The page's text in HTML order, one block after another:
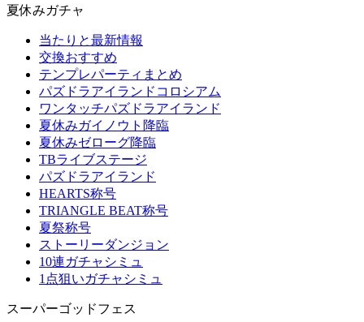
夏休みガチャ
当たりと最新情報
交換おすすめ
テンプレパーティまとめ
パズドラアイランドコロシアム
ワンタッチパズドラアイランド
夏休みガイノウト降臨
夏休みゼローグ降臨
TBライブステージ
パズドラアイランド
HEARTS称号
TRIANGLE BEAT称号
夏祭称号
ストーリーダンジョン
10連ガチャシミュ
1点狙いガチャシミュ
スーパーゴッドフェス